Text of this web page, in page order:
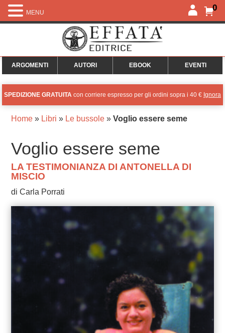
0
ARGOMENTI AUTORI EBOOK EVENTI
SPEDIZIONE GRATUITA con corriere espresso per gli ordini sopra i 40 € Ignora
Home» Libri » Le bussole» Voglio essere seme
Voglio essere seme
LA TESTIMONIANZA DI ANTONELLA DI
MISCIO
di Carla Porrati
MENU